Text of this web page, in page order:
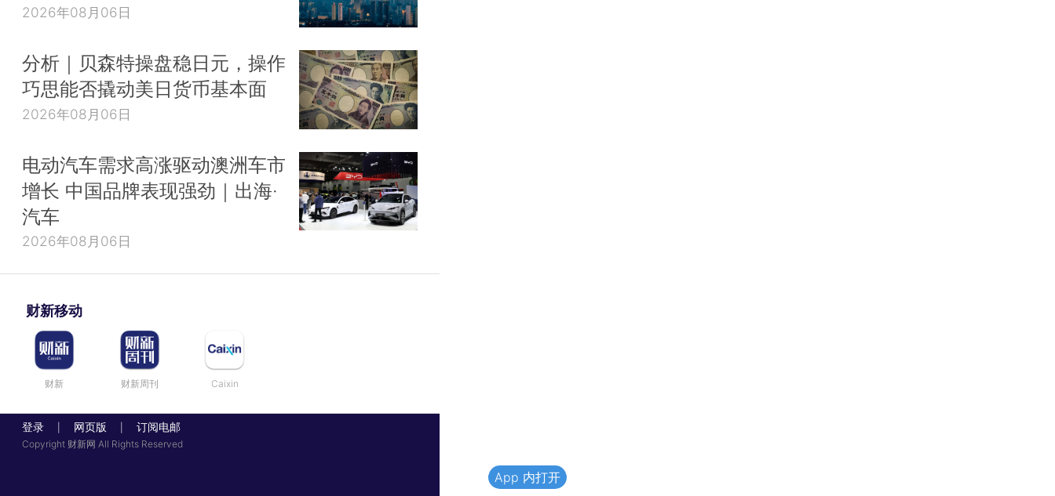
2026年08月06日
分析｜贝森特操盘稳日元，操作
巧思能否撬动美日货币基本面
2026年08月06日
电动汽车需求高涨驱动澳洲车市
增长 中国品牌表现强劲｜出海·
汽车
2026年08月06日
财新移动
财新 财新周刊 Caixin
登录 网页版 订阅电邮
Copyright 财新网 All Rights Reserved
App 内打开